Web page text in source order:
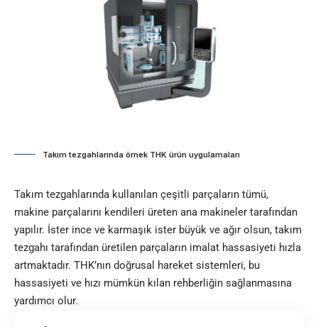
Takım tezgahlarında örnek THK ürün uygulamaları
Takım tezgahlarında kullanılan çeşitli parçaların tümü,
makine parçalarını kendileri üreten ana makineler tarafından
yapılır. İster ince ve karmaşık ister büyük ve ağır olsun, takım
tezgahı tarafından üretilen parçaların imalat hassasiyeti hızla
artmaktadır. THK’nın doğrusal hareket sistemleri, bu
hassasiyeti ve hızı mümkün kılan rehberliğin sağlanmasına
yardımcı olur.